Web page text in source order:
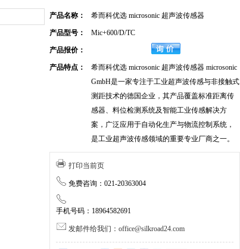
产品名称： 希而科优选 microsonic 超声波传感器
产品型号： Mic+600/D/TC
产品报价：
产品特点：
希而科优选 microsonic 超声波传感器 microsonic
GmbH是一家专注于工业超声波传感与非接触式
测距技术的德国企业，其产品覆盖标准距离传
感器、料位检测系统及智能工业传感解决方
案，广泛应用于自动化生产与物流控制系统，
是工业超声波传感领域的重要专业厂商之一。
打印当前页
免费咨询：021-20363004
手机号码：18964582691
发邮件给我们：office@silkroad24.com